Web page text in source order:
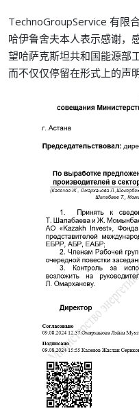
TechnoGroupService 有限
哈伊鲁舍夫本人表示感谢，
望哈萨克斯坦共和国能源部
而不仅仅停留在形式上的声明